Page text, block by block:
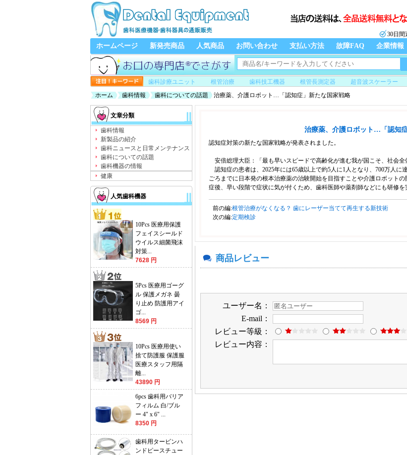
30日
ホームページ 新発売商品 人気商品 お問い合わせ 支払い方法 故障FAQ 企業情報
歯科診療ユニット 根管治療 歯科技工機器 根管長測定器 超音波スケーラー
ホーム
歯科情報 歯科についての話題 治療薬、介護ロボット…「認知症」新たな国家戦略
文章分類
歯科情報
新製品の紹介
歯科ニュースと日常メンテナンス
歯科についての話題
歯科機器の情報
健康
人気歯科機器
10Pcs 医療用保護
フェイスシールド
ウイルス細菌飛沫
対策...
7628 円
5Pcs 医療用ゴーグ
ル 保護メガネ 曇
り止め 防護用アイ
ゴ...
8569 円
10Pcs 医療用使い
捨て防護服 保護服
医療スタッフ用隔
離...
43890 円
6pcs 歯科用バリア
フィルム 白/ブル
ー 4" x 6" ...
8350 円
歯科用タービンハ
ンドピースチュー
治療薬、介護ロボット…「認知
認知症対策の新たな国家戦略が発表されました。
安倍総理大臣：「最も早いスピードで高齢化が進む我が国こそ、社会全
認知症の患者は、2025年には65歳以上で約5人に1人となり、700万人に
ごろまでに日本発の根本治療薬の治験開始を目指すことや介護ロボット
症後、早い段階で症状に気が付くため、歯科医師や薬剤師などにも研修
前の編:根管治療がなくなる？ 歯にレーザー当てて再生する新技術
次の編:定期検診
商品レビュー
ユーザー名：
E-mail：
レビュー等級：
レビュー内容：